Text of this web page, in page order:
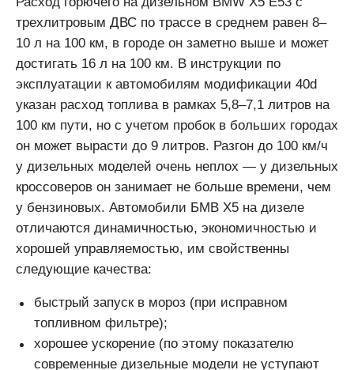
трехлитровым ДВС по трассе в среднем равен 8–
10 л на 100 км, в городе он заметно выше и может
достигать 16 л на 100 км. В инструкции по
эксплуатации к автомобилям модификации 40d
указан расход топлива в рамках 5,8–7,1 литров на
100 км пути, но с учетом пробок в больших городах
он может вырасти до 9 литров. Разгон до 100 км/ч
у дизельных моделей очень неплох — у дизельных
кроссоверов он занимает не больше времени, чем
у бензиновых. Автомобили БМВ Х5 на дизеле
отличаются динамичностью, экономичностью и
хорошей управляемостью, им свойственны
следующие качества:
быстрый запуск в мороз (при исправном
топливном фильтре);
хорошее ускорение (по этому показателю
современные дизельные модели не уступают